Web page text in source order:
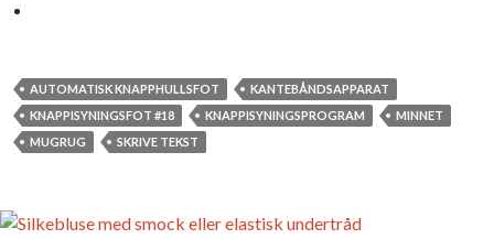
AUTOMATISK KNAPPHULLSFOT
KANTEBÅNDSAPPARAT
KNAPPISYNINGSFOT #18
KNAPPISYNINGSPROGRAM
MINNET
MUGRUG
SKRIVE TEKST